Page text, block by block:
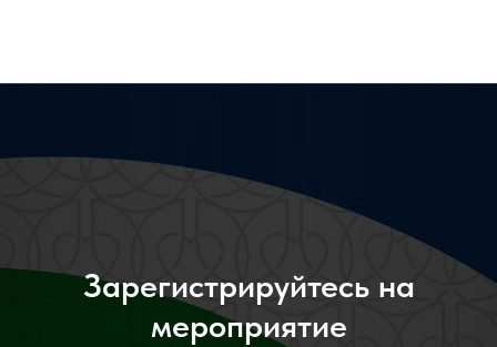
Зарегистрируйтесь на
мероприятие